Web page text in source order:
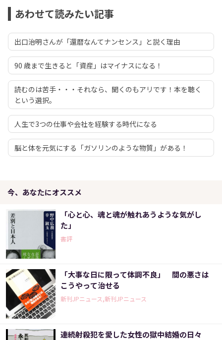
あわせて読みたい記事
出口治明さんが「還暦なんてナンセンス」と説く理由
90 歳まで生きると「資産」はマイナスになる！
読むのは苦手・・・それなら、聞くのもアリです！本を聴く
という選択。
人生で3つの仕事や会社を経験する時代になる
脳と体を元気にする「ガソリンのような物質」がある！
今、あなたにオススメ
「心と心、魂と魂が触れあうような気がし
た」
書評
「大事な日に限って体調不良」 間の悪さは
こうやって治せる
新刊JPニュース,新刊JPニュース
連続射殺犯を愛した女性の獄中結婚の日々